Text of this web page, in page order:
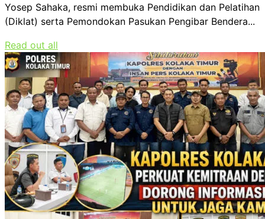
Yosep Sahaka, resmi membuka Pendidikan dan Pelatihan
(Diklat) serta Pemondokan Pasukan Pengibar Bendera...
Read out all